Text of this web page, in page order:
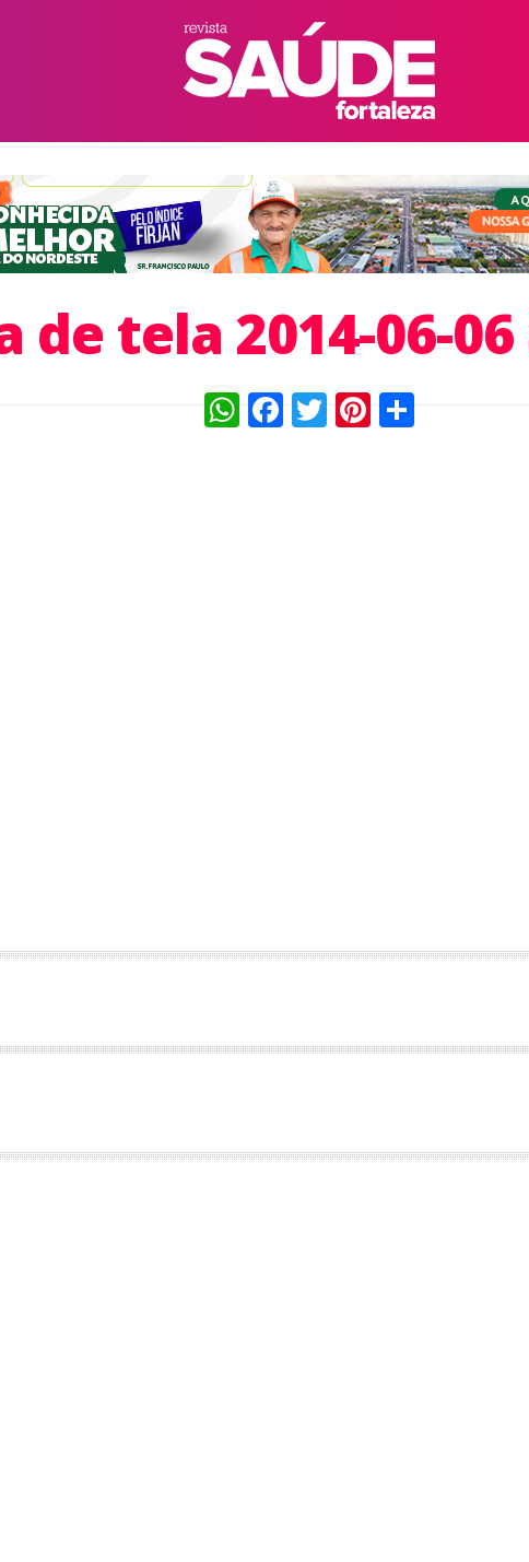
de tela 2014-06-06
WhatsApp
Facebook
TwitterPinterest